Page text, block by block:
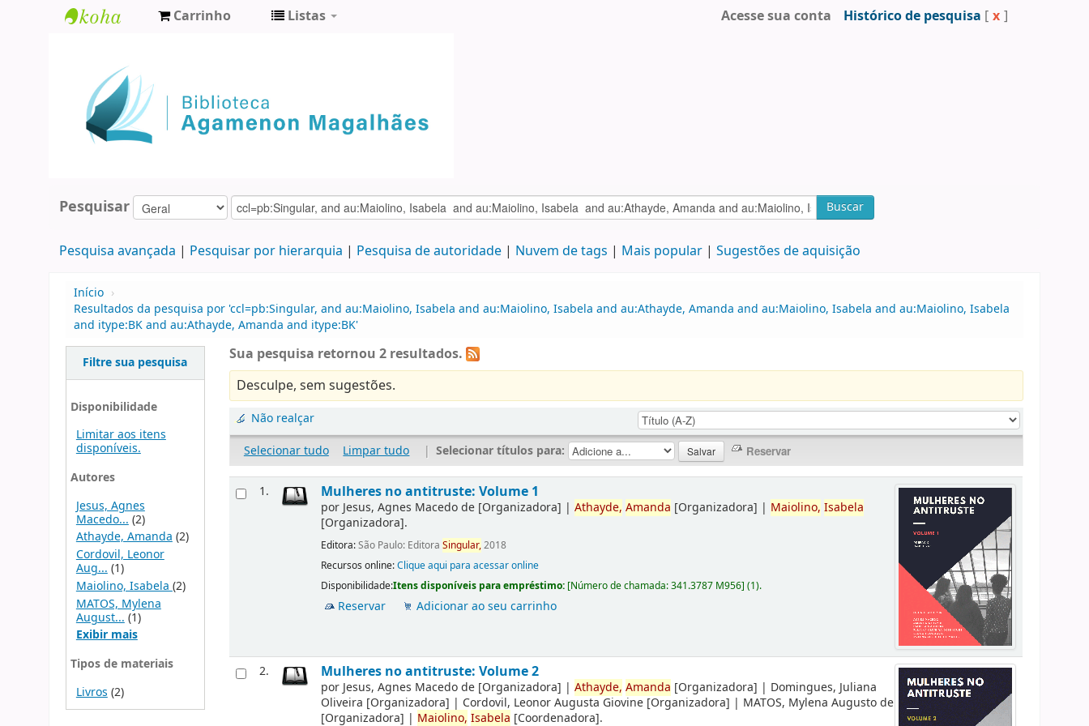
Agamenon
Magalhães
Carrinho Listas Acesse sua conta Histórico de pesquisa [ x ]
Pesquisar Buscar
Pesquisa avançada Pesquisar por hierarquia Pesquisa de autoridade Nuvem de tags Mais popular Sugestões de aquisição
Início ›
Resultados da pesquisa por 'ccl=pb:Singular, and au:Maiolino, Isabela and au:Maiolino, Isabela and au:Athayde, Amanda and au:Maiolino, Isabela and au:Maiolino, Isabela
and itype:BK and au:Athayde, Amanda and itype:BK'
Filtre sua pesquisa
Disponibilidade
Limitar aos itens
disponíveis.
Autores
Jesus, Agnes
Macedo... (2)
Athayde, Amanda(2)
Cordovil, Leonor
Aug... (1)
Maiolino, Isabela (2)
MATOS, Mylena
August... (1)
Exibir mais
Tipos de materiais
Livros (2)
Sua pesquisa retornou 2 resultados.
Desculpe, sem sugestões.
Não realçar
Selecionar tudo
Limpar tudo | Selecionar títulos para:
1. Mulheres no antitruste: Volume 1
porJesus, Agnes Macedo de [Organizadora] |Athayde, Amanda [Organizadora] | Maiolino, Isabela
[Organizadora].
Editora:São Paulo: EditoraSingular,2018
Recursos online:Clique aqui para acessar online
Disponibilidade:Itens disponíveis para empréstimo: [Número de chamada:341.3787 M956](1).
Reservar Adicionar ao seu carrinho
2. Mulheres no antitruste: Volume 2
porJesus, Agnes Macedo de [Organizadora] |Athayde, Amanda [Organizadora] | Domingues, Juliana
Oliveira [Organizadora] | Cordovil, Leonor Augusta Giovine [Organizadora] | MATOS, Mylena Augusto de
[Organizadora] | Maiolino, Isabela [Coordenadora].